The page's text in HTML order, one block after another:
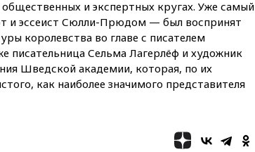
вчера, 20:08По всей Грузии
снова отключилось
электричество
вчера, 20:00 Зеленский связал
дефицит ракет с попыткой
Запада принудить Киев к
примет беспрецедентные
меры безопасности во время
и экспертных кругах. Уже самый
и эссеист Сюлли-Прюдом — был воспринят
королевства во главе с писателем
писательница Сельма Лагерлёф и художник
Шведской академии, которая, по их
как наиболее значимого представителя